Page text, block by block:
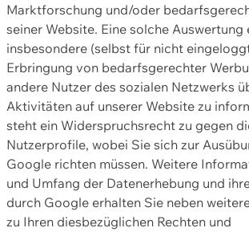
Marktforschung und/oder
seiner Website. Eine solche
insbesondere (selbst für nicht
Erbringung von bedarfsgerechter
andere Nutzer des sozialen Netzwerks
Aktivitäten auf unserer Website zu
steht ein Widerspruchsrecht zu gegen
Nutzerprofile, wobei Sie sich zur
Google richten müssen. Weitere
und Umfang der Datenerhebung und
durch Google erhalten Sie neben
zu Ihren diesbezüglichen Rechten und